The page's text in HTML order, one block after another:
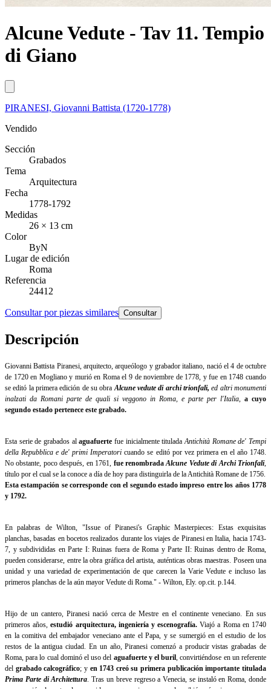
Alcune Vedute - Tav 11. Tempio
di Giano
PIRANESI, Giovanni Battista (1720-1778)
Vendido
Sección
Grabados
Tema
Arquitectura
Fecha
1778-1792
Medidas
26 × 13 cm
Color
ByN
Lugar de edición
Roma
Referencia
24412
Consultar por piezas similares Consultar
Descripción
Giovanni Battista Piranesi, arquitecto, arqueólogo y grabador italiano, nació el 4 de octubre
de 1720 en Mogliano y murió en Roma el 9 de noviembre de 1778, y fue en 1748 cuando
se editó la primera edición de su obra Alcune vedute di archi trionfali, ed altri monumenti
inalzati da Romani parte de quali si veggono in Roma, e parte per l'Italia
a cuyo
segundo estado pertenece este grabado.
Esta serie de grabados alaguafuerte fue inicialmente tituladaAntichità Romane de' Tempi
della Repubblica e de' primi Imperatori cuando se editó por vez primera en el año 1748.
No obstante, poco después, en 1761, fue renombradaAlcune Vedute di Archi Trionfali,
título por el cual se la conoce a día de hoy para distinguirla de la Antichità Romane de 1756.
Esta estampación se corresponde con el segundo estado impreso entre los años 1778
y 1792.
En palabras de Wilton, "Issue of Piranesi's Graphic Masterpieces: Estas exquisitas
planchas, basadas en bocetos realizados durante los viajes de Piranesi en Italia, hacia 1743-
7, y subdivididas en Parte I: Ruinas fuera de Roma y Parte II: Ruinas dentro de Roma,
pueden considerarse, entre la obra gráfica del artista, auténticas obras maestras. Poseen una
unidad y una variedad de experimentación de que carecen la Varie Vedute e incluso las
primeros planchas de la aún mayor Vedute di Roma." - Wilton, Ely. op.cit. p.144.
Hijo de un cantero, Piranesi nació cerca de Mestre en el continente veneciano. En sus
primeros años,estudió arquitectura, ingeniería y escenografía. Viajó a Roma en 1740
en la comitiva del embajador veneciano ante el Papa, y se sumergió en el estudio de los
restos de la antigua ciudad. En un año, Piranesi comenzó a producir vistas grabadas de
Roma, para lo cual dominó el uso del aguafuerte y el buril , convirtiéndose en un referente
del grabado calcográfico; y en 1743 creó su primera publicación importante titulada
Prima Parte di Architettura . Tras un breve regreso a Venecia, se instaló en Roma, donde